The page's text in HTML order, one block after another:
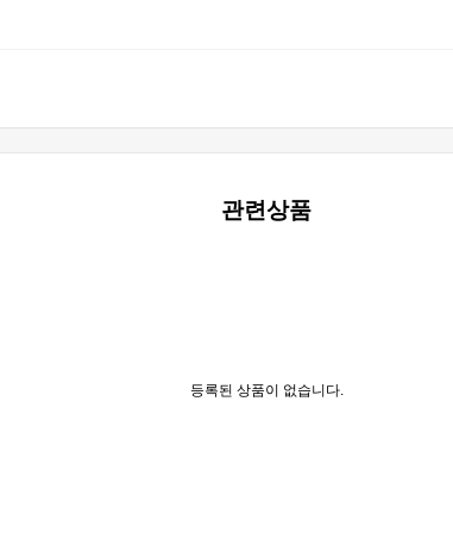
관련상품
등록된 상품이 없습니다.